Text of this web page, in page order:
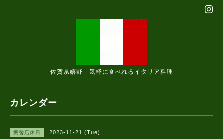
佐賀県嬉野 気軽に食べれるイタリア料理
カレンダー
振替店休日 2023-11-21 (Tue)